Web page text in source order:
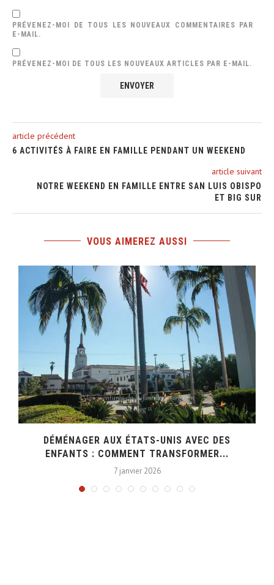
PRÉVENEZ-MOI DE TOUS LES NOUVEAUX COMMENTAIRES PAR
E-MAIL.
PRÉVENEZ-MOI DE TOUS LES NOUVEAUX ARTICLES PAR E-MAIL.
article précédent
6 ACTIVITÉS À FAIRE EN FAMILLE PENDANT UN WEEKEND
article suivant
NOTRE WEEKEND EN FAMILLE ENTRE SAN LUIS OBISPO
ET BIG SUR
VOUS AIMEREZ AUSSI
DÉMÉNAGER AUX ÉTATS-UNIS AVEC DES
ENFANTS : COMMENT TRANSFORMER...
7 janvier 2026